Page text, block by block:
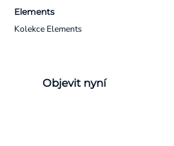
Elements
Kolekce Elements
Objevit nyní